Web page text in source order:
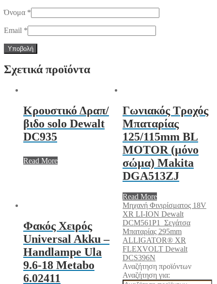
Όνομα *
Email *
Σχετικά προϊόντα
Κρουστικό Δραπ/
βιδο solo Dewalt
DC935
Read More
Γωνιακός Τροχός
Μπαταρίας
125/115mm BL
MOTOR (μόνο
σώμα) Makita
DGA513ZJ
Read More
Φακός Χειρός
Universal Akku –
Handlampe Ula
9.6-18 Metabo
6.02411
Μηχανή Φινιρίσματος 18V
XR LI-ION Dewalt
DCM561P1
Σεγάτσα
Μπαταρίας 295mm
ALLIGATOR® XR
FLEXVOLT Dewalt
DCS396N
Αναζήτηση προϊόντων
Αναζήτηση για: